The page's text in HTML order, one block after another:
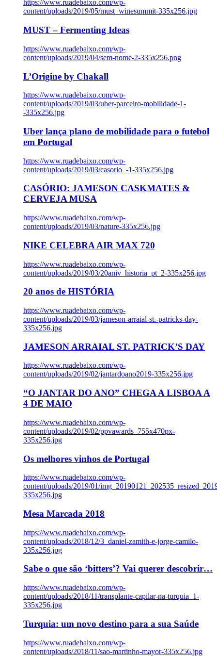
https://www.ruadebaixo.com/wp-
content/uploads/2019/05/must_winesummit-335x256.jpg
MUST – Fermenting Ideas
https://www.ruadebaixo.com/wp-
content/uploads/2019/04/sem-nome-2-335x256.png
L’Origine by Chakall
https://www.ruadebaixo.com/wp-
content/uploads/2019/03/uber-parceiro-mobilidade-1-
-335x256.jpg
Uber lança plano de mobilidade para o futebol
em Portugal
https://www.ruadebaixo.com/wp-
content/uploads/2019/03/casorio_-1-335x256.jpg
CASÓRIO: JAMESON CASKMATES &
CERVEJA MUSA
https://www.ruadebaixo.com/wp-
content/uploads/2019/03/nature-335x256.jpg
NIKE CELEBRA AIR MAX 720
https://www.ruadebaixo.com/wp-
content/uploads/2019/03/20aniv_historia_pt_2-335x256.jpg
20 anos de HISTÓRIA
https://www.ruadebaixo.com/wp-
content/uploads/2019/03/jameson-arraial-st.-patricks-day-
335x256.jpg
JAMESON ARRAIAL ST. PATRICK’S DAY
https://www.ruadebaixo.com/wp-
content/uploads/2019/02/jantardoano2019-335x256.jpg
“O JANTAR DO ANO” CHEGA A LISBOA A
4 DE MAIO
https://www.ruadebaixo.com/wp-
content/uploads/2019/02/ppvawards_755x470px-
335x256.jpg
Os melhores vinhos de Portugal
https://www.ruadebaixo.com/wp-
content/uploads/2019/01/
335x256.jpg
Mesa Marcada 2018
https://www.ruadebaixo.com/wp-
content/uploads/2018/12/3_daniel-zamith-e-jorge-camilo-
335x256.jpg
Sabe o que são ‘bitters’? Vai querer descobrir…
https://www.ruadebaixo.com/wp-
content/uploads/2018/11/transplante-capilar-na-turquia_1-
335x256.jpg
Turquia: um novo destino para a sua Saúde
https://www.ruadebaixo.com/wp-
content/uploads/2018/11/sao-martinho-mayor-335x256.jpg